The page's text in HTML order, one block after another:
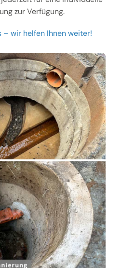
zur Verfügung.
– wir helfen Ihnen weiter!